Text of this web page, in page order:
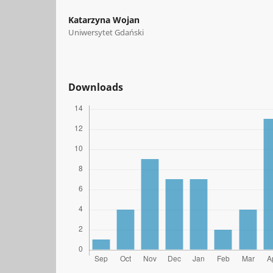
Katarzyna Wojan
Uniwersytet Gdański
Downloads